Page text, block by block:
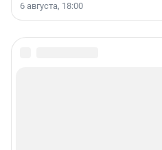
6 августа, 18:00